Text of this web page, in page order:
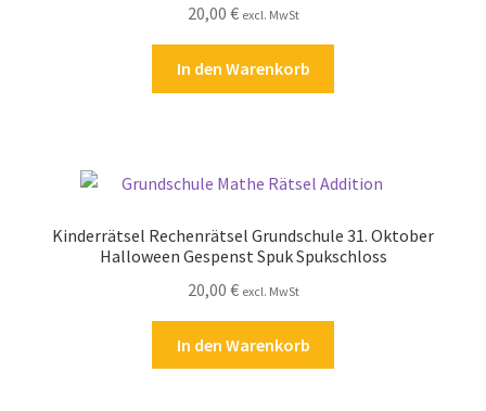
20,00 € excl. MwSt
In den Warenkorb
Kinderrätsel Rechenrätsel Grundschule 31. Oktober
Halloween Gespenst Spuk Spukschloss
20,00 € excl. MwSt
In den Warenkorb